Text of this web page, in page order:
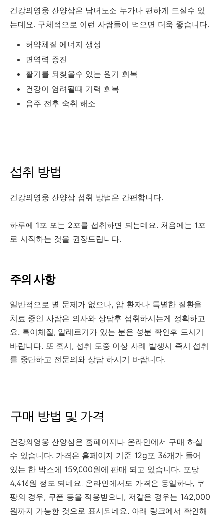
건강의영웅 산양삼은 남녀노소 누가나 편하게 드실수 있
는데요. 구체적으로 이런 사람들이 먹으면 더욱 좋습니다.
허약체질 에너지 생성
면역력 증진
활기를 되찾을수 있는 원기 회복
건강이 염려될때 기력 회복
음주 전후 숙취 해소
섭취 방법
건강의영웅 산양삼 섭취 방법은 간편합니다.
하루에 1포 또는 2포를 섭취하면 되는데요. 처음에는 1포
로 시작하는 것을 권장드립니다.
주의 사항
일반적으로 별 문제가 없으나, 암 환자나 특별한 질환을
치료 중인 사람은 의사와 상담후 섭취하시는게 정확하고
요. 특이체질, 알레르기가 있는 분은 성분 확인후 드시기
바랍니다. 또 혹시, 섭취 도중 이상 사례 발생시 즉시 섭취
를 중단하고 전문의와 상담 하시기 바랍니다.
구매 방법 및 가격
건강의영웅 산양삼은 홈페이지나 온라인에서 구매 하실
수 있습니다. 가격은 홈페이지 기준 12g포 36개가 들어
있는 한 박스에 159,000원에 판매 되고 있습니다. 포당
4,416원 정도 되네요. 온라인에서도 가격은 동일하나, 쿠
팡의 경우, 쿠폰 등을 적용받으니, 저같은 경우는 142,000
원까지 가능한 것으로 표시되네요. 아래 링크에서 확인해